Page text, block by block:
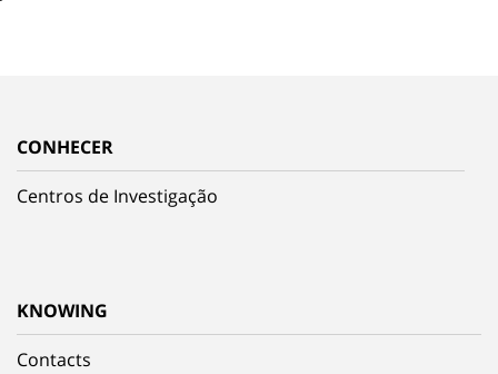
CONHECER
Centros de Investigação
KNOWING
Contacts